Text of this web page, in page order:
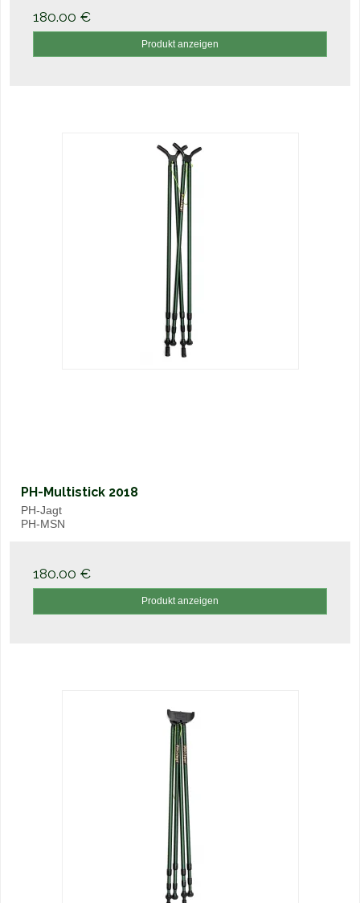
180.00 €
Produkt anzeigen
PH-Multistick 2018
PH-Jagt
PH-MSN
180.00 €
Produkt anzeigen